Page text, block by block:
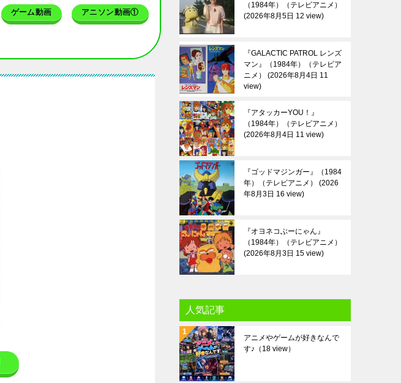
ゲーム動画 アニソン動画①
（1984年）（テレビアニメ）
2026年8月5日 12 view
『GALACTIC PATROL レンズ
マン』（1984年）（テレビア
ニメ）
2026年8月4日 11
view
『アタッカーYOU！』
（1984年）（テレビアニメ）
2026年8月4日 11 view
『ゴッドマジンガー』（1984
年）（テレビアニメ）
2026
年8月3日 16 view
『オヨネコぶーにゃん』
（1984年）（テレビアニメ）
2026年8月3日 15 view
人気記事
アニメやゲームが好きなんで
す♪ （18 view）